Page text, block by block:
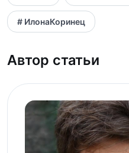
# ИлонаКоринец
Автор статьи